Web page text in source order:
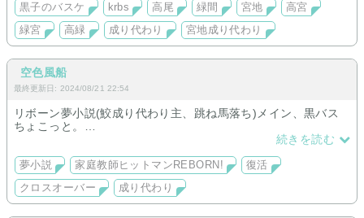
宮地
高宮
緑宮
高緑
成り代わり
宮地成り代わり
ＢＬＤ
黒子のバスケ krbs 高尾 緑間 宮地
高宮
緑宮
高緑 成り代わり 宮地成り代わり
空色風船
最終更新日: 2024/08/21 22:54
リボーン夢小説(鮫成り代わり主、跳ね馬落ち)メイン、黒バス
ちょこっと。
せん。
メイン連載完結済み。派生長編やなんかをのんびり書き続けて
ます。
続きを読む
夢小説 家庭教師ヒットマンREBORN!
復活
クロスオーバー
成り代わり